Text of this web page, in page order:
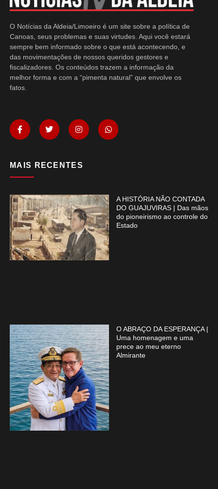
O Notícias da Aldeia/Limoeiro é um site sobre a política de
Canoas, seus problemas e suas virtudes. Aqui você estará
sempre bem informado sobre o que está acontecendo, e
das movimentações de nossos queridos gestores e
fiscalizadores. Os conteúdos trazem a informação da
melhor forma e com a “pimenta natural” que envolve os
fatos.
MAIS RECENTES
A HISTÓRIA NÃO CONTADA
DO GUAJUVIRAS | Das mãos
do pioneirismo ao controle do
Estado
O ABRAÇO DA ESPERANÇA |
Uma homenagem e uma
prece ao meu eterno
Almirante